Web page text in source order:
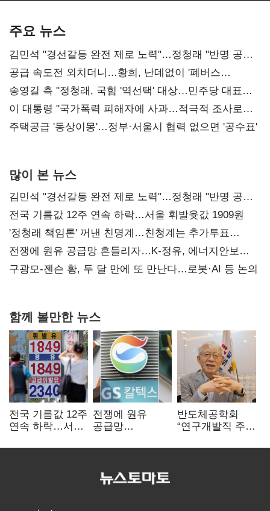
주요 뉴스
김민석 "경선갈등 완전 제로 노력"…정청래 "반명 공세
사과부터"
공급 속도전 외치더니…황희, 난데없이 '폐버스
리모델링' 제안
송영길 측 "정청래, 국힘 '역선택' 대상…민주당 대표로
총선 지휘 못해"
이 대통령 "국가폭력 피해자에 사과…적극적 조사로
진실 밝혀야"
주택공급 '동상이몽'…정부·서울시 협력 없으면 '공수표'
많이 본 뉴스
김민석 "경선갈등 완전 제로 노력"…정청래 "반명 공세
사과부터"
전국 기름값 12주 연속 하락…서울 휘발윳값 1909원
'정청래 책임론' 꺼낸 친명계…친청계는 추가투표
때리기
전쟁에 원유 공급망 흔들리자…K-정유, 에너지안보
핵심으로 재부상
구광모-젠슨 황, 두 달 만에 또 만난다…로봇·AI 등 논의
함께 볼만한 뉴스
전국 기름값 12주
연속 하락…서울
전쟁에 원유
공급망
정유, 에너지안보
반도체공학회
“연구개발직 주
개선해야”